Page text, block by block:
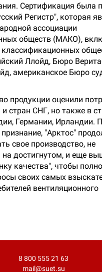
Сертификация была
Регистр", которая
ассоциации
обществ (МАКО),
Ллойд, Бюро
американское Бюро
продукции оценили
стран СНГ, но также в
Германии, Ирландии.
"Арктос"
свое производство, не
на достигнутом, и еще
качества", чтобы
своих самых
вентиляционного
8 800 555 21 63
mail@suet.su